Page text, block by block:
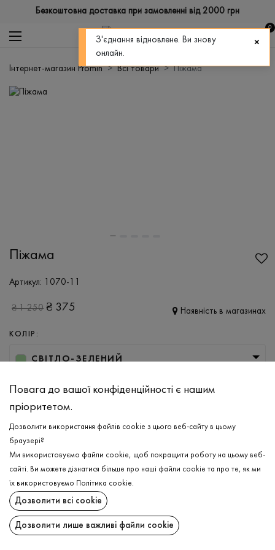
Безкоштовна доставка при замовленні від 2000 грн
0
Інтернет-магазин Promin Всі товари Піжама
Піжама
Артикул: 1070-11
₴1 250 ₴ 375 Наявність в магазинах
КОЛІР:
СВІТЛО-ЗЕЛЕНИЙ
РОЗМІР
S M L
ДОДАТИ ДО КОШИКА
ОБЕРІТЬ РОЗМІР
Піжама
ДОДАТИ ДО КОШИКА
ОПИС
Повага до вашої конфіденційності є нашим
пріоритетом.
Дозволити використання файлів cookie з цього веб-сайту в цьому
браузері?
Ми використовуємо файли cookie, щоб покращити роботу на цьому веб-
сайті. Ви можете дізнатися більше про наші файли cookie та про те, як ми
їх використовуємо
Політика cookie.
Дозволити всі cookie
Дозволити лише важливі файли cookie
З'єднання відновлене. Ви знову
онлайн.